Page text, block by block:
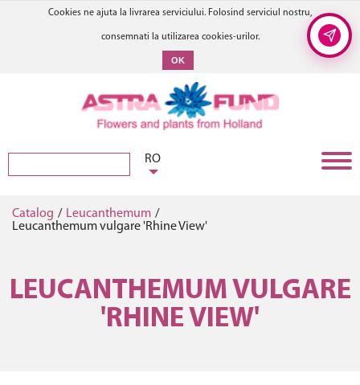
Cookies ne ajuta la livrarea serviciului. Folosind serviciul nostru,
consemnati la utilizarea cookies-urilor.
OK
RO
Catalog / Leucanthemum /
Leucanthemum vulgare 'Rhine View'
LEUCANTHEMUM VULGARE
'RHINE VIEW'